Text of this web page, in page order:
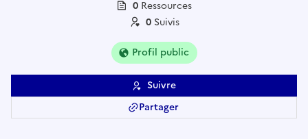
0 Ressources
0 Suivis
Profil public
Suivre
Partager